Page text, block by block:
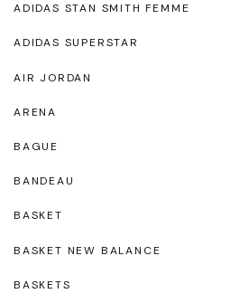
ADIDAS STAN SMITH FEMME
ADIDAS SUPERSTAR
AIR JORDAN
ARENA
BAGUE
BANDEAU
BASKET
BASKET NEW BALANCE
BASKETS